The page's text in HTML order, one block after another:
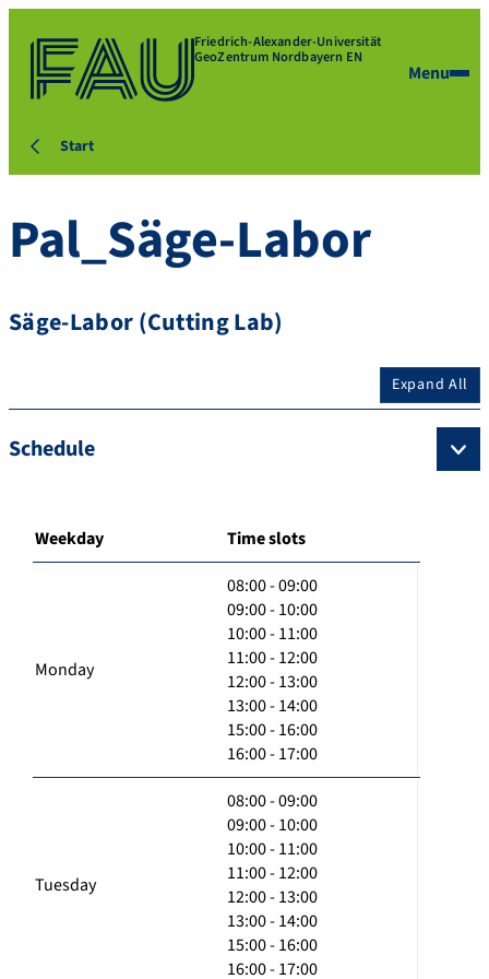
Friedrich-Alexander-Universität
GeoZentrum Nordbayern EN
Menu
Start
Pal_Säge-Labor
Säge-Labor (Cutting Lab)
Expand All
Schedule
Weekday Time slots
Monday
08:00 - 09:00
09:00 - 10:00
10:00 - 11:00
11:00 - 12:00
12:00 - 13:00
13:00 - 14:00
15:00 - 16:00
16:00 - 17:00
Tuesday
08:00 - 09:00
09:00 - 10:00
10:00 - 11:00
11:00 - 12:00
12:00 - 13:00
13:00 - 14:00
15:00 - 16:00
16:00 - 17:00